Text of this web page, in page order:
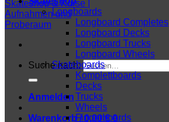
Suche nach:
Anmelden
Warenkorb /0,00€ 0
Longboards
Longboard Completes
Longboard Decks
Longboard Trucks
Longboard Wheels
Skateboards
Komplettboards
Decks
Trucks
Wheels
Fingerboards